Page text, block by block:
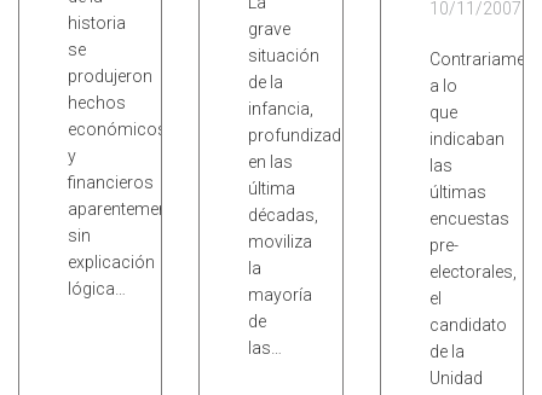
historia
se
produjeron
hechos
económicos
y
financieros
aparentemente
sin
explicación
lógica…
grave
situación
de la
infancia,
profundizada
en las
última
décadas,
moviliza
la
mayoría
de
las…
10/11/2007
a lo
que
indicaban
las
últimas
encuestas
pre-
electorales,
el
candidato
de la
Unidad